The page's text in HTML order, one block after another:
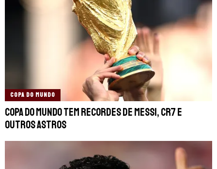
COPA DO MUNDO
Copa do Mundo tem recordes de Messi, CR7 e
outros astros